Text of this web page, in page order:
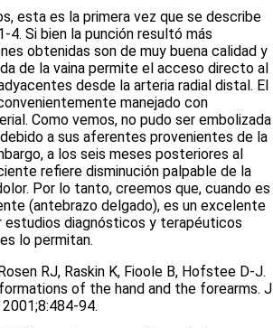
esta es la primera vez que se describe
4. Si bien la punción resultó más
obtenidas son de muy buena calidad y
de la vaina permite el acceso directo al
desde la arteria radial distal. El
manejado con
Como vemos, no pudo ser embolizada
a sus aferentes provenientes de la
a los seis meses posteriores al
refiere disminución palpable de la
Por lo tanto, creemos que, cuando es
(antebrazo delgado), es un excelente
estudios diagnósticos y terapéuticos
lo permitan.
RJ, Raskin K, Fioole B, Hofstee D-J.
of the hand and the forearms. J
94.